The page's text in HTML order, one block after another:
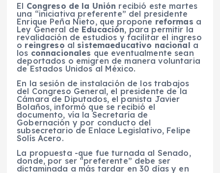
El Congreso de la Unión recibió este martes
una “iniciativa preferente” del presidente
Enrique Peña Nieto, que propone reformas a
Ley General de Educación, para permitir la
revalidación de estudios y facilitar el ingreso
o reingreso al sistemaeducativo nacional a
los connacionales que eventualmente sean
deportados o emigren de manera voluntaria
de Estados Unidos al México.
En la sesión de instalación de los trabajos
del Congreso General, el presidente de la
Cámara de Diputados, el panista Javier
Bolaños, informó que se recibió el
documento, vía la Secretaría de
Gobernación y por conducto del
subsecretario de Enlace Legislativo, Felipe
Solís Acero.
La propuesta -que fue turnada al Senado,
donde, por ser “preferente” debe ser
dictaminada a más tardar en 30 días y en